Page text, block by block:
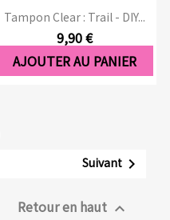
Tampon Clear : Trail - DIY...
9,90 €
AJOUTER AU PANIER
Suivant 
Retour en haut 